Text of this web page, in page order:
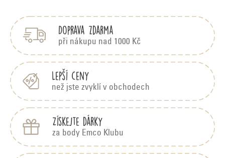
á
d
a
í
p
r
v
Doprava zdarma
při nákupu nad 1000 Kč
Lepší ceny
než jste zvyklí v obchodech
Získejte dárky
za body Emco Klubu